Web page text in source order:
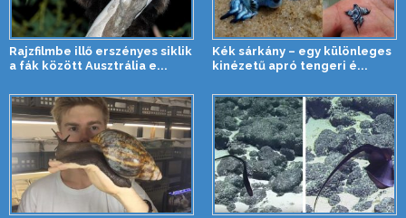
Rajzfilmbe illő erszényes siklik
a fák között Ausztrália e...
Kék sárkány – egy különleges
kinézetű apró tengeri é...